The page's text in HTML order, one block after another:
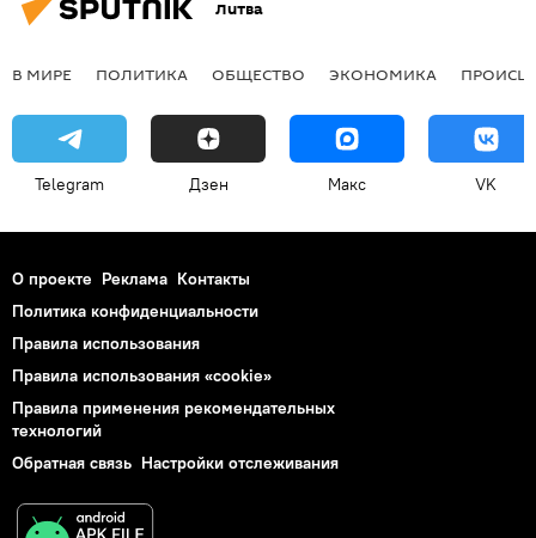
Литва
В МИРЕ ПОЛИТИКА ОБЩЕСТВО ЭКОНОМИКА
Telegram Дзен Макс VK
О проекте Реклама Контакты
Политика конфиденциальности
Правила использования
Правила использования «cookie»
Правила применения рекомендательных
технологий
Обратная связь Настройки отслеживания